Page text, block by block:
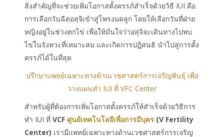
สิ่งสำคัญที่จะช่วยเพิ่มโอกาสตั้งครรภ์สำเร็จด้วยวิธี IUI คือ
การเลือกวันฉีดอสุจิเข้าสู่โพรงมดลูก โดยให้เลือกวันที่ฝ่าย
หญิงอยู่ในช่วงตกไข่ เพื่อให้มั่นใจว่าอสุจิจะเดินทางไปพบ
ไข่ในจังหวะที่เหมาะสม และเกิดการปฏิสนธิ นำไปสู่การตั้ง
ครรภ์ได้ในที่สุด
ปรึกษาแพทย์เฉพาะทางด้านเวชศาสตร์การเจริญพันธุ์ เพื่อ
วางแผนทำ IUI ที่ VFC Center
สำหรับผู้ที่ต้องการเพิ่มโอกาสตั้งครรภ์ให้สำเร็จด้วยวิธีการ
ทำ IUI ที่ VCF ศูนย์เทคโนโลยีเพื่อการมีบุตร (V Fertility
Center) เรามีแพทย์เฉพาะทางด้านเวชศาสตร์การเจริญ